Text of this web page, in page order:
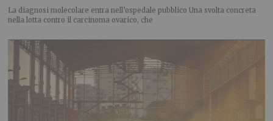
La diagnosi molecolare entra nell’ospedale pubblico Una svolta concreta
nella lotta contro il carcinoma ovarico, che